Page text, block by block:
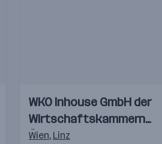
Videos
Einblicke
WKO Inhouse GmbH der
Wirtschaftskammern
Österreichs
Wien, Linz